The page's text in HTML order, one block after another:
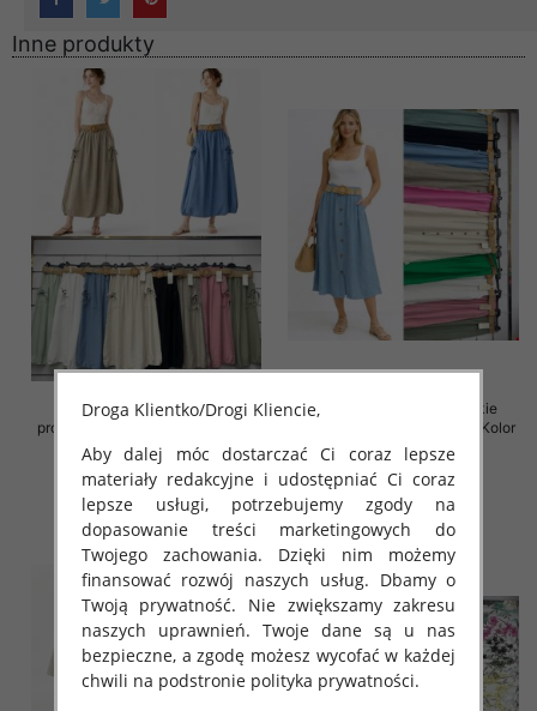
Inne produkty
Spódnice damskie (Włoskie
produkt) Roz Standard, Mix Kolor
Paczka 5 szt
38.00 zł
szczegóły
Spódnice damskie (Włoskie
produkt) Roz Standard, Mix Kolor
Paczka 5 szt
35.00 zł
szczegóły
Droga Klientko/Drogi Kliencie,
Aby dalej móc dostarczać Ci coraz lepsze
materiały redakcyjne i udostępniać Ci coraz
lepsze usługi, potrzebujemy zgody na
dopasowanie treści marketingowych do
Twojego zachowania. Dzięki nim możemy
finansować rozwój naszych usług. Dbamy o
Twoją prywatność. Nie zwiększamy zakresu
naszych uprawnień. Twoje dane są u nas
bezpieczne, a zgodę możesz wycofać w każdej
chwili na podstronie polityka prywatności.